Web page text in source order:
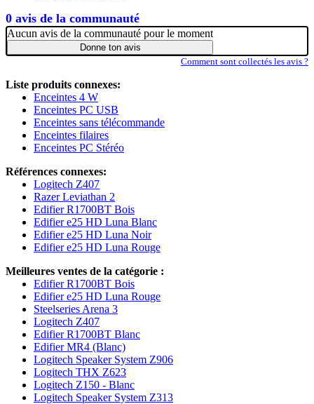
0 avis de la communauté
Aucun avis de la communauté pour le moment
Donne ton avis
Comment sont collectés les avis ?
Liste produits connexes:
Enceintes 4 W
Enceintes PC USB
Enceintes sans télécommande
Enceintes filaires
Enceintes PC Stéréo
Références connexes:
Logitech Z407
Razer Leviathan 2
Edifier R1700BT Bois
Edifier e25 HD Luna Blanc
Edifier e25 HD Luna Noir
Edifier e25 HD Luna Rouge
Meilleures ventes de la catégorie :
Edifier R1700BT Bois
Edifier e25 HD Luna Rouge
Steelseries Arena 3
Logitech Z407
Edifier R1700BT Blanc
Edifier MR4 (Blanc)
Logitech Speaker System Z906
Logitech THX Z623
Logitech Z150 - Blanc
Logitech Speaker System Z313